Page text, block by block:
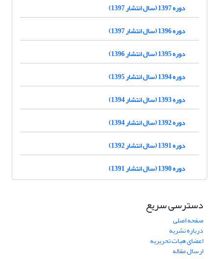
دوره 1397 (سال انتشار 1397)
دوره 1396 (سال انتشار 1397)
دوره 1395 (سال انتشار 1396)
دوره 1394 (سال انتشار 1395)
دوره 1393 (سال انتشار 1394)
دوره 1392 (سال انتشار 1394)
دوره 1391 (سال انتشار 1392)
دوره 1390 (سال انتشار 1391)
دسترسی سریع
صفحه اصلی
درباره نشریه
اعضای هیات تحریریه
ارسال مقاله